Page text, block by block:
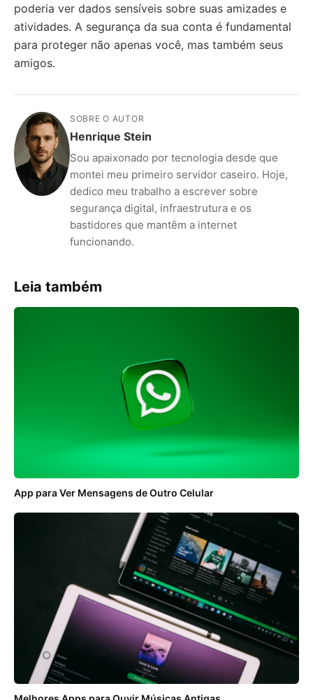
poderia ver dados sensíveis sobre suas amizades e
atividades. A segurança da sua conta é fundamental
para proteger não apenas você, mas também seus
amigos.
SOBRE O AUTOR
Henrique Stein
Sou apaixonado por tecnologia desde que
montei meu primeiro servidor caseiro. Hoje,
dedico meu trabalho a escrever sobre
segurança digital, infraestrutura e os
bastidores que mantêm a internet
funcionando.
Leia também
App para Ver Mensagens de Outro Celular